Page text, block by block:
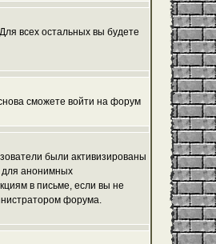
всех остальных вы будете
сможете войти на форум
были активизированы
для анонимных
в письме, если вы не
форума.